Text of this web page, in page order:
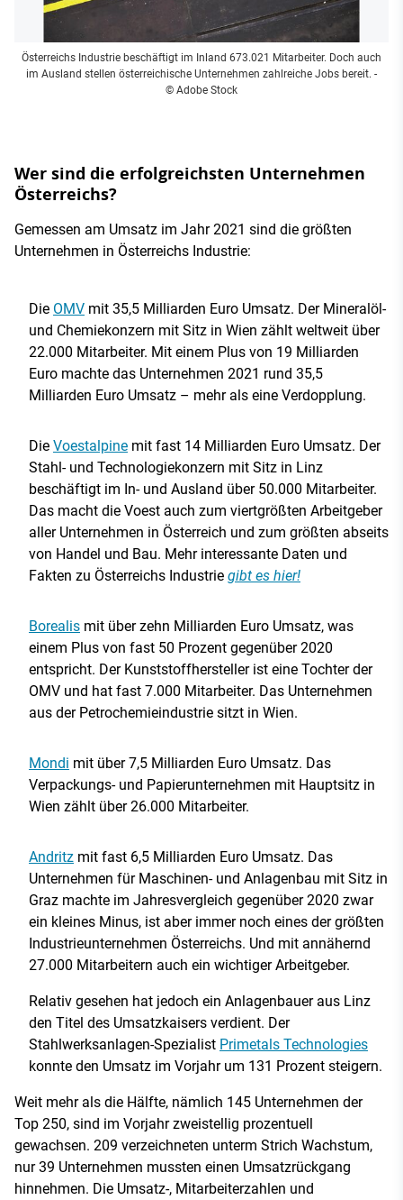
Österreichs Industrie beschäftigt im Inland 673.021 Mitarbeiter. Doch auch
im Ausland stellen österreichische Unternehmen zahlreiche Jobs bereit. -
© Adobe Stock
Wer sind die erfolgreichsten Unternehmen
Österreichs?
Gemessen am Umsatz im Jahr 2021 sind die größten
Unternehmen in Österreichs Industrie:
Die OMV mit 35,5 Milliarden Euro Umsatz. Der Mineralöl-
und Chemiekonzern mit Sitz in Wien zählt weltweit über
22.000 Mitarbeiter. Mit einem Plus von 19 Milliarden
Euro machte das Unternehmen 2021 rund 35,5
Milliarden Euro Umsatz – mehr als eine Verdopplung.
Die Voestalpine mit fast 14 Milliarden Euro Umsatz. Der
Stahl- und Technologiekonzern mit Sitz in Linz
beschäftigt im In- und Ausland über 50.000 Mitarbeiter.
Das macht die Voest auch zum viertgrößten Arbeitgeber
aller Unternehmen in Österreich und zum größten abseits
von Handel und Bau. Mehr interessante Daten und
Fakten zu Österreichs Industrie gibt es hier!
Borealis mit über zehn Milliarden Euro Umsatz, was
einem Plus von fast 50 Prozent gegenüber 2020
entspricht. Der Kunststoffhersteller ist eine Tochter der
OMV und hat fast 7.000 Mitarbeiter. Das Unternehmen
aus der Petrochemieindustrie sitzt in Wien.
Mondi mit über 7,5 Milliarden Euro Umsatz. Das
Verpackungs- und Papierunternehmen mit Hauptsitz in
Wien zählt über 26.000 Mitarbeiter.
Andritz mit fast 6,5 Milliarden Euro Umsatz. Das
Unternehmen für Maschinen- und Anlagenbau mit Sitz in
Graz machte im Jahresvergleich gegenüber 2020 zwar
ein kleines Minus, ist aber immer noch eines der größten
Industrieunternehmen Österreichs. Und mit annähernd
27.000 Mitarbeitern auch ein wichtiger Arbeitgeber.
Relativ gesehen hat jedoch ein Anlagenbauer aus Linz
den Titel des Umsatzkaisers verdient. Der
Stahlwerksanlagen-Spezialist Primetals Technologies
konnte den Umsatz im Vorjahr um 131 Prozent steigern.
Weit mehr als die Hälfte, nämlich 145 Unternehmen der
Top 250, sind im Vorjahr zweistellig prozentuell
gewachsen. 209 verzeichneten unterm Strich Wachstum,
nur 39 Unternehmen mussten einen Umsatzrückgang
hinnehmen. Die Umsatz-, Mitarbeiterzahlen und